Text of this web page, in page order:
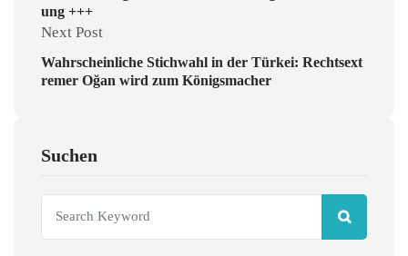
ung +++
Next Post
Wahrscheinliche Stichwahl in der Türkei: Rechtsext
remer Oğan wird zum Königsmacher
Suchen